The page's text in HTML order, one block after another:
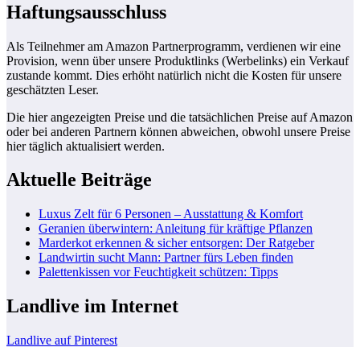
Haftungsausschluss
Als Teilnehmer am Amazon Partnerprogramm, verdienen wir eine
Provision, wenn über unsere Produktlinks (Werbelinks) ein Verkauf
zustande kommt. Dies erhöht natürlich nicht die Kosten für unsere
geschätzten Leser.
Die hier angezeigten Preise und die tatsächlichen Preise auf Amazon
oder bei anderen Partnern können abweichen, obwohl unsere Preise
hier täglich aktualisiert werden.
Aktuelle Beiträge
Luxus Zelt für 6 Personen – Ausstattung & Komfort
Geranien überwintern: Anleitung für kräftige Pflanzen
Marderkot erkennen & sicher entsorgen: Der Ratgeber
Landwirtin sucht Mann: Partner fürs Leben finden
Palettenkissen vor Feuchtigkeit schützen: Tipps
Landlive im Internet
Landlive auf Pinterest